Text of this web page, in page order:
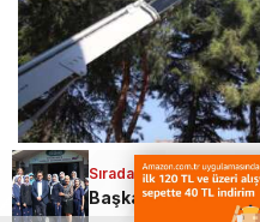
Kapasite Büyüyor,
Sıradaki Haber